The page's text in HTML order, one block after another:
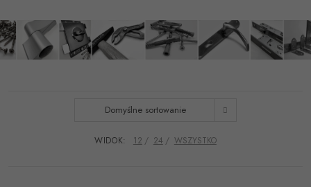
Domyślne sortowanie
WIDOK: 12 24 WSZYSTKO